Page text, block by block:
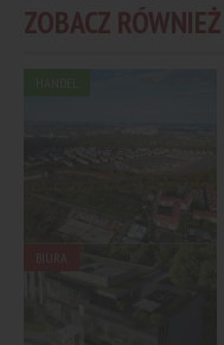
ZOBACZ RÓWNIEŻ